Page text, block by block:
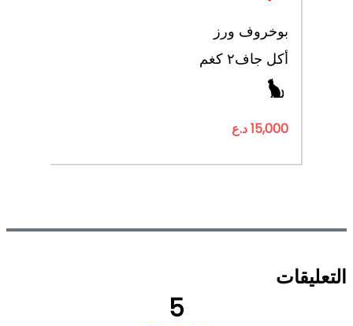
بوخروف ورز
أكل جاف٢ كغم
15,000 د.ع
التعليقات
5